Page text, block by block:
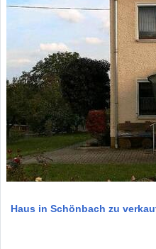
Haus in Schönbach zu